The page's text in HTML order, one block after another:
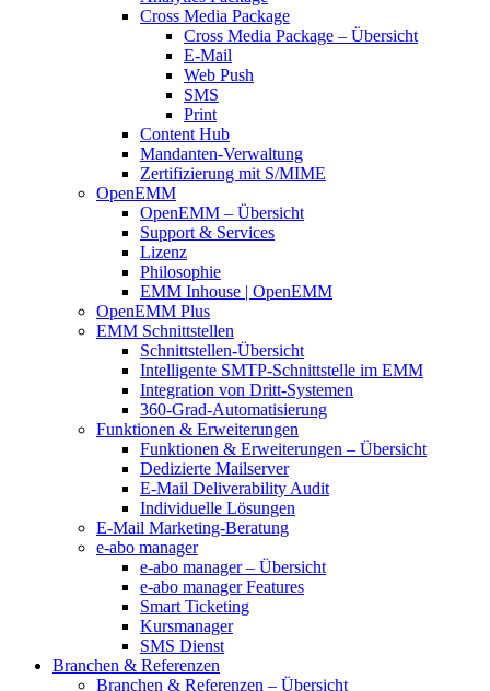
Cross Media Package
Cross Media Package – Übersicht
E-Mail
Web Push
SMS
Print
Content Hub
Mandanten-Verwaltung
Zertifizierung mit S/MIME
OpenEMM
OpenEMM – Übersicht
Support & Services
Lizenz
Philosophie
EMM Inhouse | OpenEMM
OpenEMM Plus
EMM Schnittstellen
Schnittstellen-Übersicht
Intelligente SMTP-Schnittstelle im EMM
Integration von Dritt-Systemen
360-Grad-Automatisierung
Funktionen & Erweiterungen
Funktionen & Erweiterungen – Übersicht
Dedizierte Mailserver
E-Mail Deliverability Audit
Individuelle Lösungen
E-Mail Marketing-Beratung
e-abo manager
e-abo manager – Übersicht
e-abo manager Features
Smart Ticketing
Kursmanager
SMS Dienst
Branchen & Referenzen
Branchen & Referenzen – Übersicht